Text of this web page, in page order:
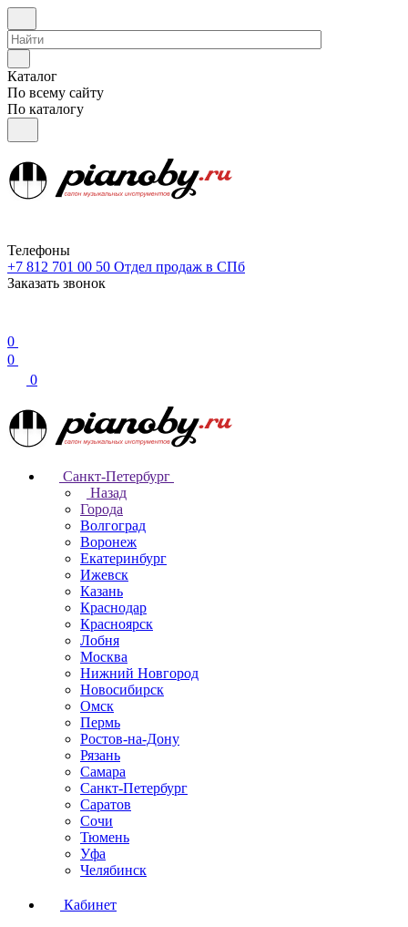
Каталог
По всему сайту
По каталогу
Телефоны
+7 812 701 00 50 Отдел продаж в СПб
Заказать звонок
0
0
0
Санкт-Петербург
Назад
Города
Волгоград
Воронеж
Екатеринбург
Ижевск
Казань
Краснодар
Красноярск
Лобня
Москва
Нижний Новгород
Новосибирск
Омск
Пермь
Ростов-на-Дону
Рязань
Самара
Санкт-Петербург
Саратов
Сочи
Тюмень
Уфа
Челябинск
Кабинет